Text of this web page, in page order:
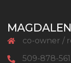
co-owner /
509-878-561